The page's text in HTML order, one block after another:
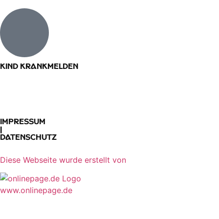
Kind krankmelden
Impressum
Datenschutz
Diese Webseite wurde erstellt von​
www.onlinepage.de